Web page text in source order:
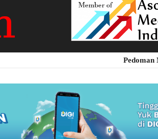
Pedoman